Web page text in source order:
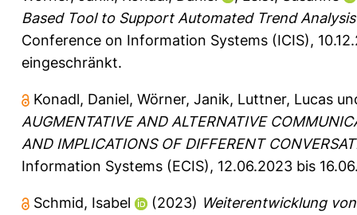
Based Tool to Support Automated Trend
Conference on Information Systems (ICIS),
eingeschränkt.
Konadl, Daniel, Wörner, Janik, Luttner, Lucas
AUGMENTATIVE AND ALTERNATIVE
AND IMPLICATIONS OF DIFFERENT
Information Systems (ECIS), 12.06.2023 bis
Schmid, Isabel (2023) Weiterentwicklung